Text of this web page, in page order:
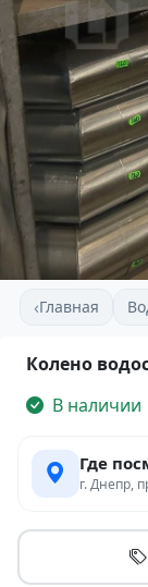
‹Главная
Колено
В наличии
Где
г. Днепр,